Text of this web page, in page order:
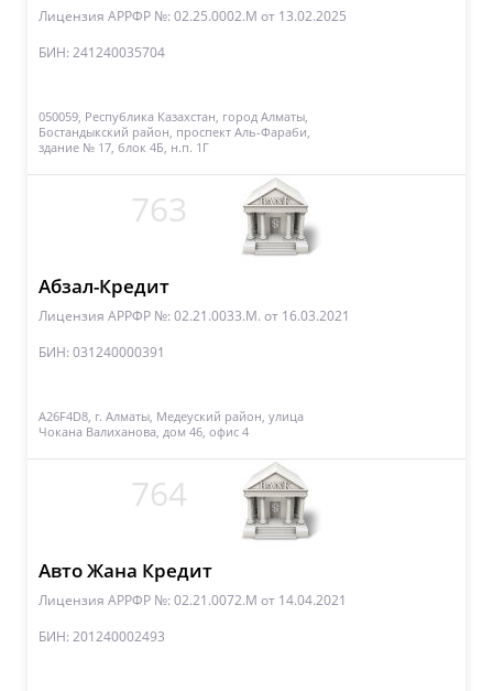
Лицензия АРРФР №: 02.25.0002.М от 13.02.2025
БИН: 241240035704
050059, Республика Казахстан, город Алматы,
Бостандыкский район, проспект Аль-Фараби,
здание № 17, блок 4Б, н.п. 1Г
763
Абзал-Кредит
Лицензия АРРФР №: 02.21.0033.M. от 16.03.2021
БИН: 031240000391
A26F4D8, г. Алматы, Медеуский район, улица
Чокана Валиханова, дом 46, офис 4
764
Авто Жана Кредит
Лицензия АРРФР №: 02.21.0072.М от 14.04.2021
БИН: 201240002493